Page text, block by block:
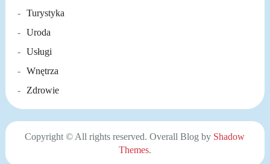
Turystyka
Uroda
Usługi
Wnętrza
Zdrowie
Copyright © All rights reserved. Overall Blog by Shadow
Themes.